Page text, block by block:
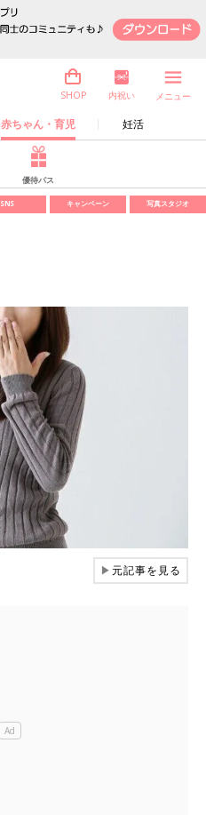
赤ちゃん・育児 妊活
SHOP 内祝い メニュー
優待パス
SNS キャンペーン 写真スタジオ
▶元記事を見る